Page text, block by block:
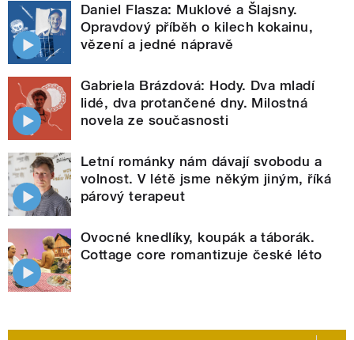
Daniel Flasza: Muklové a Šlajsny.
Opravdový příběh o kilech kokainu,
vězení a jedné nápravě
Gabriela Brázdová: Hody. Dva mladí
lidé, dva protančené dny. Milostná
novela ze současnosti
Letní románky nám dávají svobodu a
volnost. V létě jsme někým jiným, říká
párový terapeut
Ovocné knedlíky, koupák a táborák.
Cottage core romantizuje české léto